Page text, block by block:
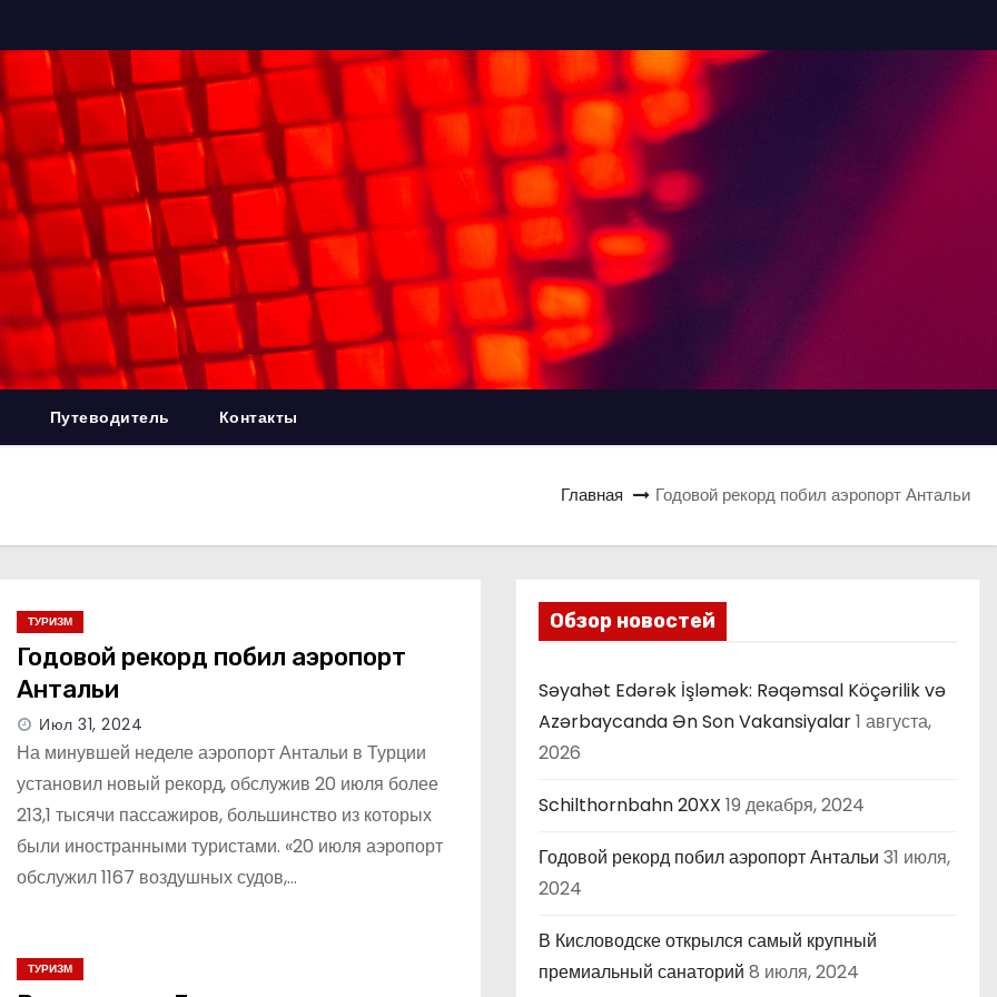
Путеводитель Контакты
Главная Годовой рекорд побил аэропорт Антальи
ТУРИЗМ
Годовой рекорд побил аэропорт
Антальи
Июл 31, 2024
На минувшей неделе аэропорт Антальи в Турции
установил новый рекорд, обслужив 20 июля более
213,1 тысячи пассажиров, большинство из которых
были иностранными туристами. «20 июля аэропорт
обслужил 1167 воздушных судов,…
ТУРИЗМ
Обзор новостей
Səyahət Edərək İşləmək: Rəqəmsal Köçərilik və
Azərbaycanda Ən Son Vakansiyalar1 августа,
2026
Schilthornbahn 20XX 19 декабря, 2024
Годовой рекорд побил аэропорт Антальи 31 июля,
2024
В Кисловодске открылся самый крупный
премиальный санаторий 8 июля, 2024